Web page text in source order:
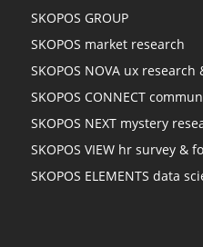
SKOPOS GROUP
SKOPOS market research
SKOPOS NOVA ux
SKOPOS CONNECT
SKOPOS NEXT mystery
SKOPOS VIEW hr survey &
SKOPOS ELEMENTS data